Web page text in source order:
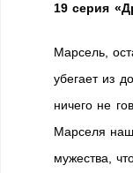
19 серия
Марсель,
убегает из
ничего не
Марселя
мужества,